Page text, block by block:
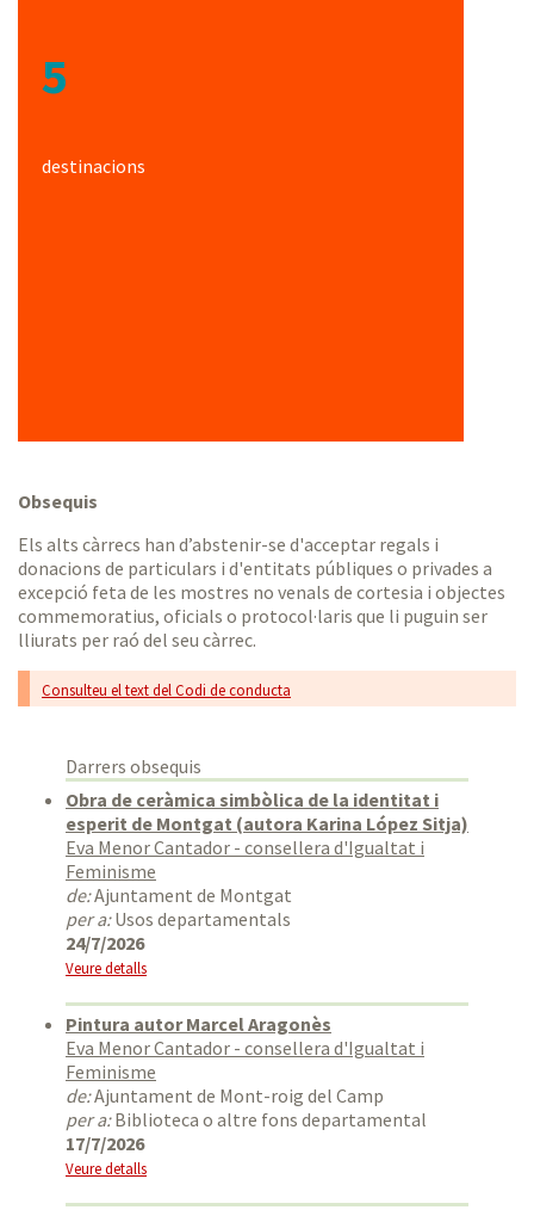
5
destinacions
Obsequis
Els alts càrrecs han d’abstenir-se d'acceptar regals i
donacions de particulars i d'entitats públiques o privades a
excepció feta de les mostres no venals de cortesia i objectes
commemoratius, oficials o protocol·laris que li puguin ser
lliurats per raó del seu càrrec.
Consulteu el text del Codi de conducta
Darrers obsequis
Obra de ceràmica simbòlica de la identitat i
esperit de Montgat (autora Karina López Sitja)
Eva Menor Cantador - consellera d'Igualtat i
Feminisme
de:Ajuntament de Montgat
per a:Usos departamentals
24/7/2026
Veure detalls
Pintura autor Marcel Aragonès
Eva Menor Cantador - consellera d'Igualtat i
Feminisme
de:Ajuntament de Mont-roig del Camp
per a:Biblioteca o altre fons departamental
17/7/2026
Veure detalls